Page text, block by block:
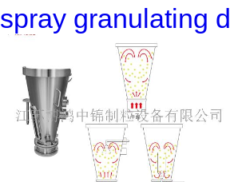
spray granulating